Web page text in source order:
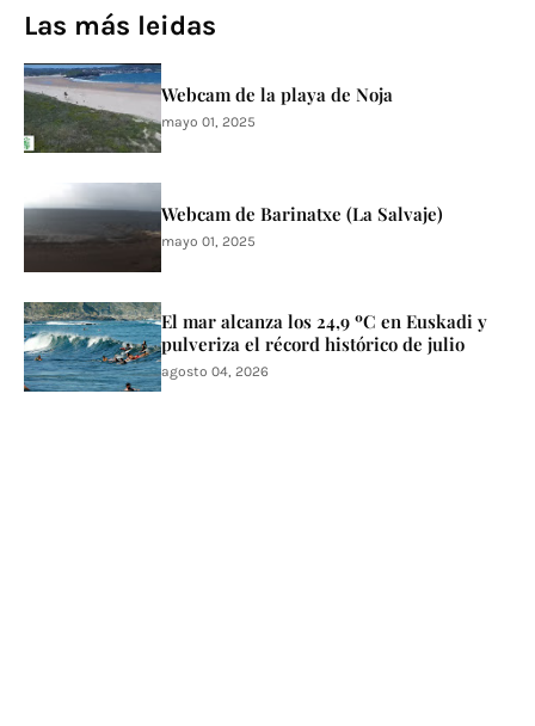
Las más leidas
Webcam de la playa de Noja
mayo 01, 2025
Webcam de Barinatxe (La Salvaje)
mayo 01, 2025
El mar alcanza los 24,9 ºC en Euskadi y
pulveriza el récord histórico de julio
agosto 04, 2026